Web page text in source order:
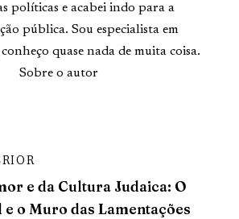
políticas e acabei indo para a
pública. Sou especialista em
quase nada de muita coisa.
Sobre o autor
e da Cultura Judaica: O
o Muro das Lamentações